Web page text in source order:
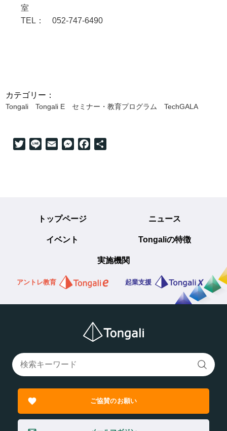
室
TEL： 052-747-6490
カテゴリー：
Tongali Tongali E セミナー・教育プログラム TechGALA
TwitterLine Email Messenger
Facebook
トップページ ニュース
イベント Tongaliの特徴
実施機関
アントレ教育 起業支援
ご協賛のお願い